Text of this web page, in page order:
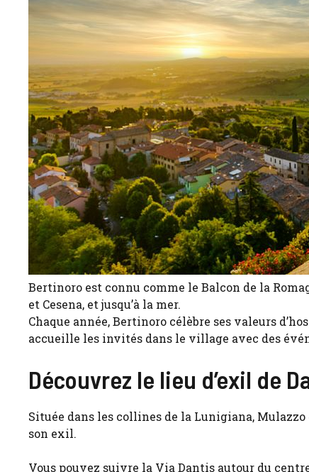
Bertinoro est connu comme le Balcon de la
et Cesena, et jusqu’à la mer.
Chaque année, Bertinoro célèbre ses valeurs
accueille les invités dans le village avec des
Découvrez le lieu d’exil de
Située dans les collines de la Lunigiana,
son exil.
Vous pouvez suivre la Via Dantis autour du